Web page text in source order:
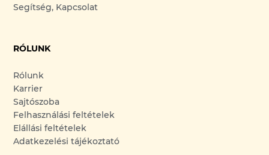
Segítség, Kapcsolat
RÓLUNK
Rólunk
Karrier
Sajtószoba
Felhasználási feltételek
Elállási feltételek
Adatkezelési tájékoztató